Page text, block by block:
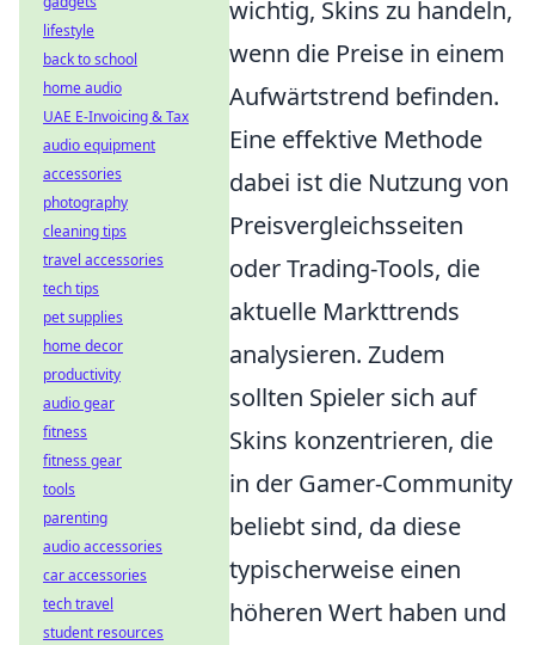
wichtig, Skins zu handeln,
wenn die Preise in einem
Aufwärtstrend befinden.
Eine effektive Methode
dabei ist die Nutzung von
Preisvergleichsseiten
oder Trading-Tools, die
aktuelle Markttrends
analysieren. Zudem
sollten Spieler sich auf
Skins konzentrieren, die
in der Gamer-Community
beliebt sind, da diese
typischerweise einen
höheren Wert haben und
lifestyle
back to school
home audio
UAE E-Invoicing & Tax
audio equipment
accessories
photography
cleaning tips
travel accessories
tech tips
pet supplies
home decor
productivity
audio gear
fitness
fitness gear
tools
parenting
audio accessories
car accessories
tech travel
student resources